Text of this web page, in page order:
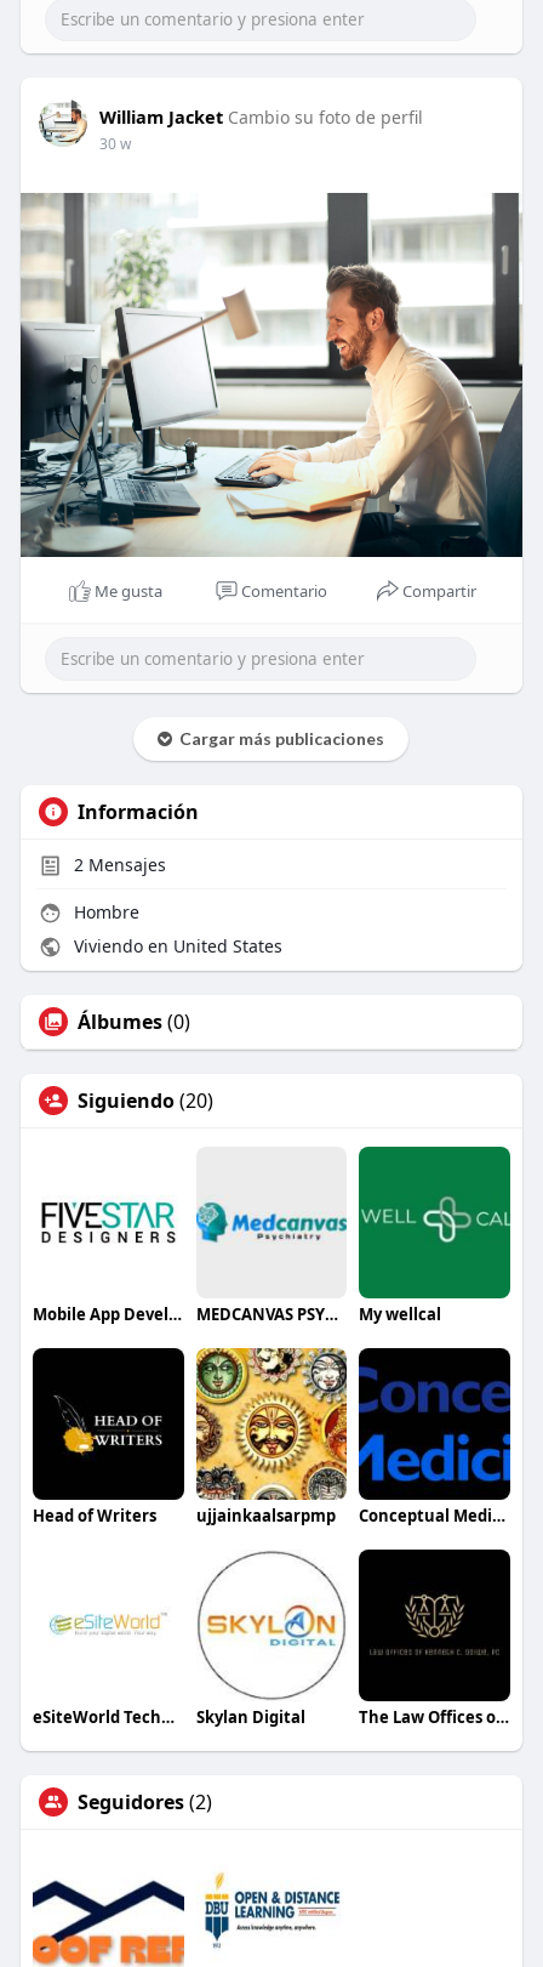
William Jacket Cambio su foto de perfil
30 w
Me gusta Comentario Compartir
Cargar más publicaciones
Información
2Mensajes
Hombre
Viviendo en United States
Álbumes(0)
Siguiendo(20)
Mobile App Development company MEDCANVAS PSYCHIATRY My wellcal
Head of Writers ujjainkaalsarpmp Conceptual Medicine
eSiteWorld Technolabs Skylan Digital The Law Offices of Kenneth C.Odiwe
Seguidores(2)